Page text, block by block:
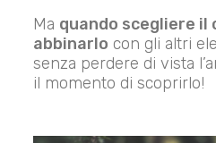
Ma quando scegliere il
abbinarlo con gli altri
senza perdere di vista
il momento di scoprirlo!